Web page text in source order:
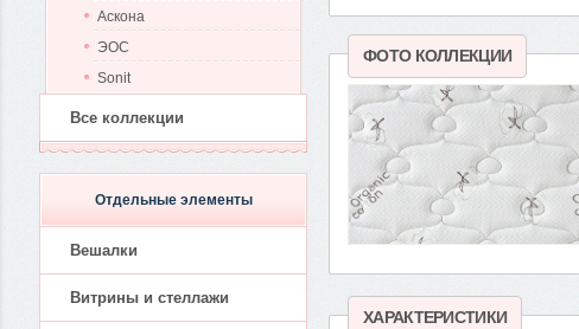
ФОТО КОЛЛЕКЦИИ
ХАРАКТЕРИСТИКИ
Аскона
ЭОС
Sonit
Все коллекции
Отдельные элементы
Вешалки
Витрины и стеллажи